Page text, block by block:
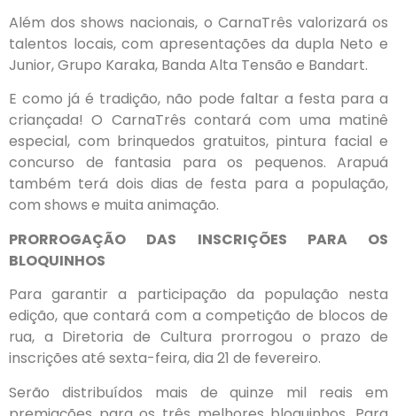
Além dos shows nacionais, o CarnaTrês valorizará os
talentos locais, com apresentações da dupla Neto e
Junior, Grupo Karaka, Banda Alta Tensão e Bandart.
E como já é tradição, não pode faltar a festa para a
criançada! O CarnaTrês contará com uma matinê
especial, com brinquedos gratuitos, pintura facial e
concurso de fantasia para os pequenos. Arapuá
também terá dois dias de festa para a população,
com shows e muita animação.
PRORROGAÇÃO DAS INSCRIÇÕES PARA OS
BLOQUINHOS
Para garantir a participação da população nesta
edição, que contará com a competição de blocos de
rua, a Diretoria de Cultura prorrogou o prazo de
inscrições até sexta-feira, dia 21 de fevereiro.
Serão distribuídos mais de quinze mil reais em